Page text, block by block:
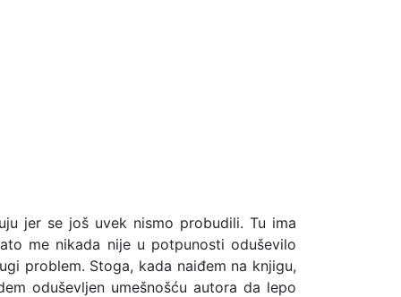
jer se još uvek nismo probudili. Tu ima
me nikada nije u potpunosti oduševilo
problem. Stoga, kada naiđem na knjigu,
oduševljen umešnošću autora da lepo